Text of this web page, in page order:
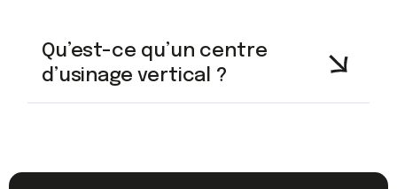
Qu’est-ce qu’un centre
d’usinage vertical ?